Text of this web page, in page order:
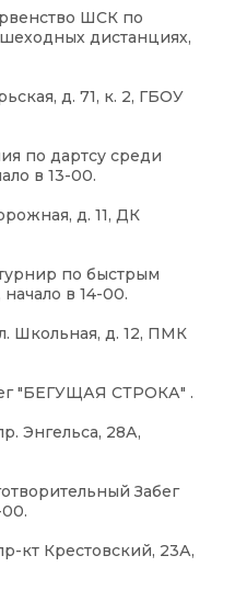
ШСК по
дистанциях,
д. 71, к. 2, ГБОУ
по дартсу среди
в 13-00.
д. 11, ДК
по быстрым
в 14-00.
Школьная, д. 12, ПМК
"БЕГУЩАЯ СТРОКА" .
Энгельса, 28А,
Забег
00.
кт Крестовский, 23А,